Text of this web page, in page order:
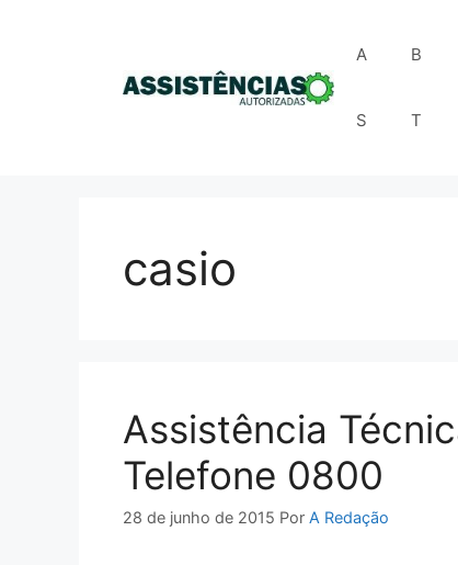
A B
S T
casio
Assistência
Telefone 0800
28 de junho de 2015 Por A Redação